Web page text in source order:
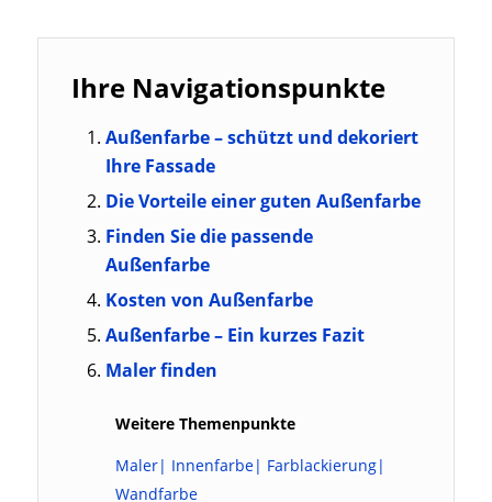
Ihre Navigationspunkte
Außenfarbe – schützt und dekoriert
Ihre Fassade
Die Vorteile einer guten Außenfarbe
Finden Sie die passende
Außenfarbe
Kosten von Außenfarbe
Außenfarbe – Ein kurzes Fazit
Maler finden
Weitere Themenpunkte
Maler| Innenfarbe| Farblackierung|
Wandfarbe